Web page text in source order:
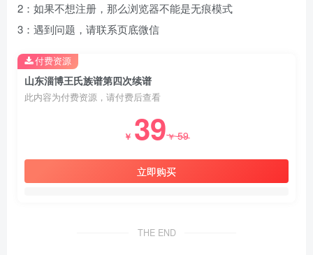
2：如果不想注册，那么浏览器不能是无痕模式
3：遇到问题，请联系页底微信
山东淄博王氏族谱第四次续谱
此内容为付费资源，请付费后查看
￥ 39￥59
立即购买
付费资源
THE END